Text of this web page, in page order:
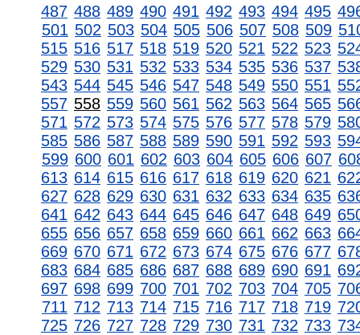
487 488 489 490 491 492 493 494 495
501 502 503 504 505 506 507 508 509
515 516 517 518 519 520 521 522 523
529 530 531 532 533 534 535 536 537
543 544 545 546 547 548 549 550 551
557 558 559 560 561 562 563 564 565
571 572 573 574 575 576 577 578 579
585 586 587 588 589 590 591 592 593
599 600 601 602 603 604 605 606 607
613 614 615 616 617 618 619 620 621
627 628 629 630 631 632 633 634 635
641 642 643 644 645 646 647 648 649
655 656 657 658 659 660 661 662 663
669 670 671 672 673 674 675 676 677
683 684 685 686 687 688 689 690 691
697 698 699 700 701 702 703 704 705
711 712 713 714 715 716 717 718 719
725 726 727 728 729 730 731 732 733